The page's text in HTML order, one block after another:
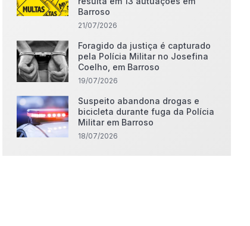
Barroso
21/07/2026
Foragido da justiça é capturado
pela Polícia Militar no Josefina
Coelho, em Barroso
19/07/2026
Suspeito abandona drogas e
bicicleta durante fuga da Polícia
Militar em Barroso
18/07/2026